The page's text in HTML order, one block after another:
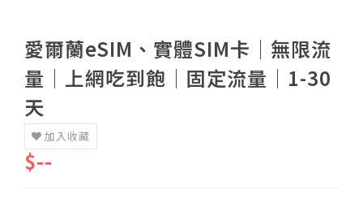
愛爾蘭eSIM、實體SIM卡│無限流
量│上網吃到飽│固定流量│1-30
天
加入收藏
$--